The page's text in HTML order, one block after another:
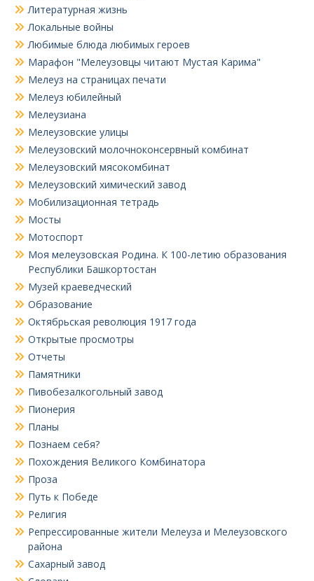
Литературная жизнь
Локальные войны
Любимые блюда любимых героев
Марафон "Мелеузовцы читают Мустая Карима"
Мелеуз на страницах печати
Мелеуз юбилейный
Мелеузиана
Мелеузовские улицы
Мелеузовский молочноконсервный комбинат
Мелеузовский мясокомбинат
Мелеузовский химический завод
Мобилизационная тетрадь
Мосты
Мотоспорт
Моя мелеузовская Родина. К 100-летию образования
Республики Башкортостан
Музей краеведческий
Образование
Октябрьская революция 1917 года
Открытые просмотры
Отчеты
Памятники
Пивобезалкогольный завод
Пионерия
Планы
Познаем себя?
Похождения Великого Комбинатора
Проза
Путь к Победе
Религия
Репрессированные жители Мелеуза и Мелеузовского
района
Сахарный завод